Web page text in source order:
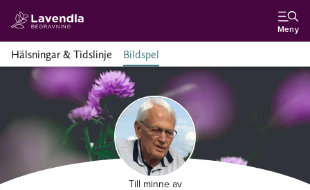
Meny
Hälsningar & Tidslinje Bildspel
Till minne av